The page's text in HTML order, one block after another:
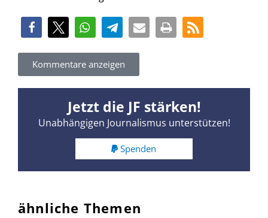
Kommentare anzeigen
Jetzt die JF stärken!
Unabhängigen Journalismus unterstützen!
Spenden
ähnliche Themen